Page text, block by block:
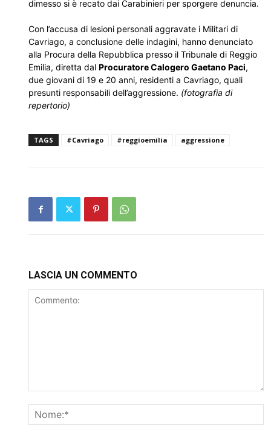
dimesso si è recato dai Carabinieri per sporgere denuncia.
Con l’accusa di lesioni personali aggravate i Militari di
Cavriago, a conclusione delle indagini, hanno denunciato
alla Procura della Repubblica presso il Tribunale di Reggio
Emilia, diretta dal Procuratore Calogero Gaetano Paci,
due giovani di 19 e 20 anni, residenti a Cavriago, quali
presunti responsabili dell’aggressione. (fotografia di
repertorio)
TAGS #Cavriago #reggioemilia aggressione
LASCIA UN COMMENTO